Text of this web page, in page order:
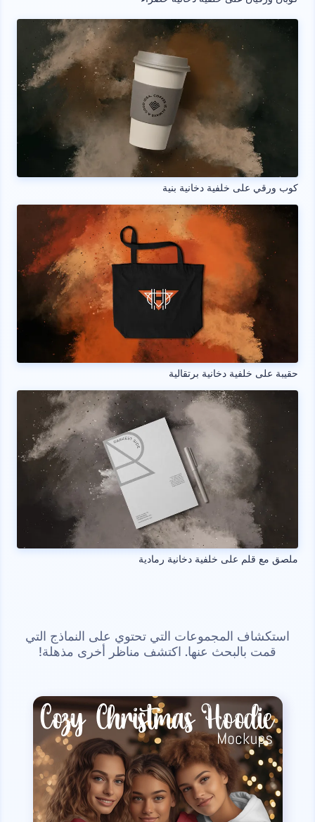
كوب ورقي على خلفية دخانية بنية
حقيبة على خلفية دخانية برتقالية
ملصق مع قلم على خلفية دخانية رمادية
استكشاف المجموعات التي تحتوي على النماذج التي
قمت بالبحث عنها. اكتشف مناظر أخرى مذهلة!